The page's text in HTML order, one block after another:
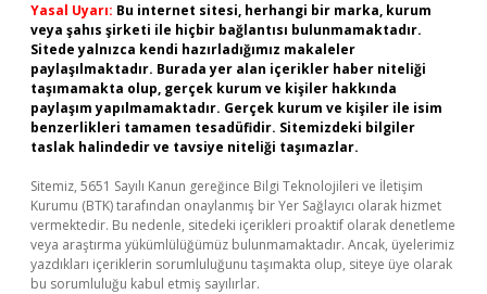
Yasal Uyarı: Bu internet sitesi, herhangi bir marka, kurum
veya şahıs şirketi ile hiçbir bağlantısı bulunmamaktadır.
Sitede yalnızca kendi hazırladığımız makaleler
paylaşılmaktadır. Burada yer alan içerikler haber niteliği
taşımamakta olup, gerçek kurum ve kişiler hakkında
paylaşım yapılmamaktadır. Gerçek kurum ve kişiler ile isim
benzerlikleri tamamen tesadüfidir. Sitemizdeki bilgiler
taslak halindedir ve tavsiye niteliği taşımazlar.
Sitemiz, 5651 Sayılı Kanun gereğince Bilgi Teknolojileri ve İletişim
Kurumu (BTK) tarafından onaylanmış bir Yer Sağlayıcı olarak hizmet
vermektedir. Bu nedenle, sitedeki içerikleri proaktif olarak denetleme
veya araştırma yükümlülüğümüz bulunmamaktadır. Ancak, üyelerimiz
yazdıkları içeriklerin sorumluluğunu taşımakta olup, siteye üye olarak
bu sorumluluğu kabul etmiş sayılırlar.